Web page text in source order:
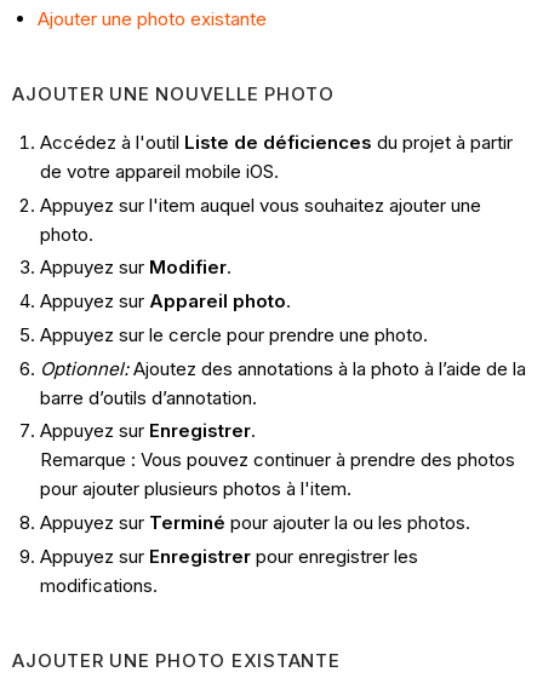
Ajouter une photo existante
AJOUTER UNE NOUVELLE PHOTO
Accédez à l'outil Liste de déficiences du projet à partir
de votre appareil mobile iOS.
Appuyez sur l'item auquel vous souhaitez ajouter une
photo.
Appuyez sur Modifier.
Appuyez sur Appareil photo.
Appuyez sur le cercle pour prendre une photo.
Optionnel:Ajoutez des annotations à la photo à l’aide de la
barre d’outils d’annotation.
Appuyez sur Enregistrer.
Remarque : Vous pouvez continuer à prendre des photos
pour ajouter plusieurs photos à l'item.
Appuyez sur Terminé pour ajouter la ou les photos.
Appuyez sur Enregistrerpour enregistrer les
modifications.
AJOUTER UNE PHOTO EXISTANTE